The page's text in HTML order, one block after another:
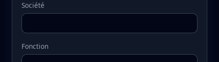
Société
Fonction